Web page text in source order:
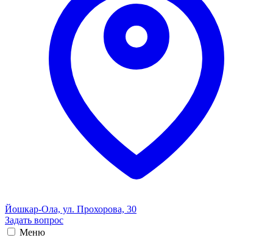
Йошкар-Ола, ул. Прохорова, 30
Задать вопрос
Меню